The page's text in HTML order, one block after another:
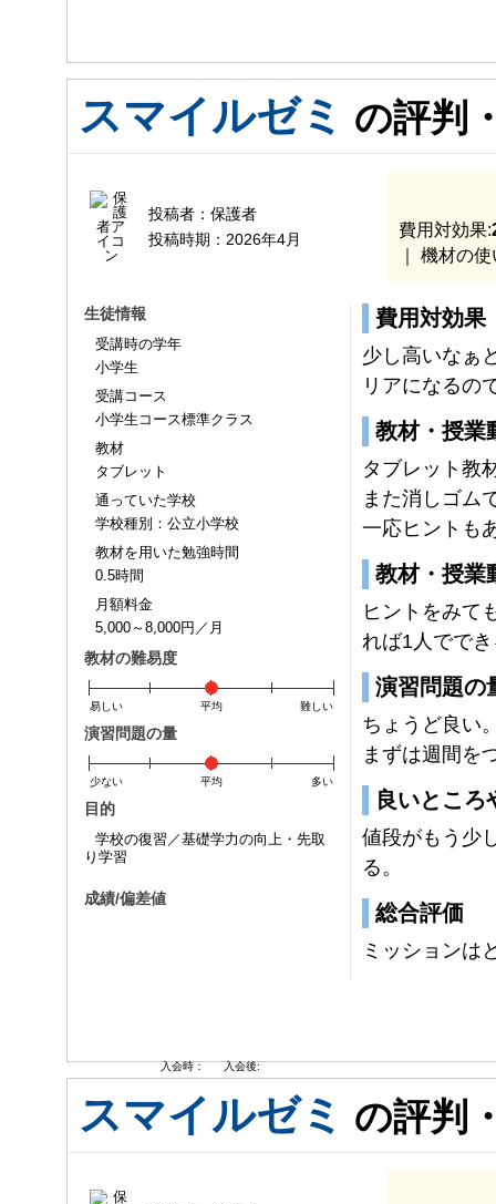
スマイルゼミ の評判
投稿者： 保護者
投稿時期： 2026年4月 費用対効果:
｜ 機材の
生徒情報
受講時の学年
小学生
受講コース
小学生コース標準クラス
教材
タブレット
通っていた学校
学校種別：公立小学校
教材を用いた勉強時間
0.5時間
月額料金
5,000～8,000円／月
教材の難易度
易しい 平均 難しい
演習問題の量
少ない 平均 多い
目的
学校の復習／基礎学力の向上・先取
り学習
成績/偏差値
入会時： 入会後:
費用対効果
少し高いなぁ
リアになるの
教材・授業
タブレット教
また消しゴム
一応ヒントも
教材・授業
ヒントをみて
れば1人でで
演習問題の
ちょうど良い
まずは週間を
良いところ
値段がもう少
る。
総合評価
ミッションは
スマイルゼミ の評判